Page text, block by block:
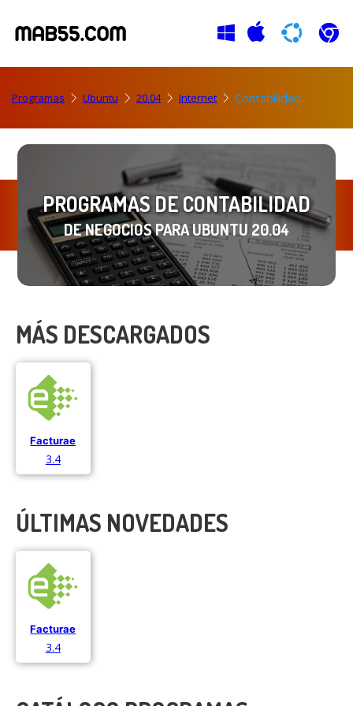
Programas Ubuntu 20.04 Internet Contabilidad
PROGRAMAS DE CONTABILIDAD
DE NEGOCIOS PARA UBUNTU 20.04
MÁS DESCARGADOS
Facturae
3.4
ÚLTIMAS NOVEDADES
Facturae
3.4